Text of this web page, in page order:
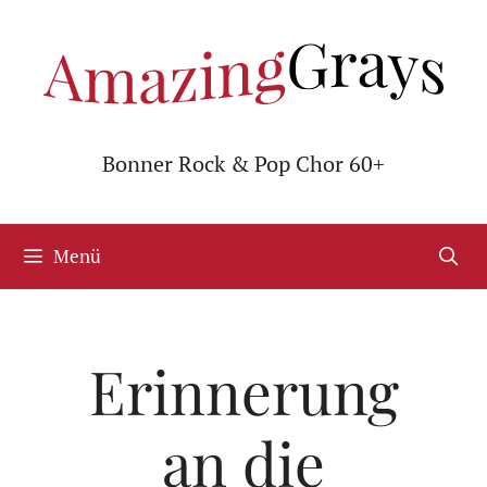
springen
Bonner Rock & Pop Chor 60+
Menü
Erinnerung
an die